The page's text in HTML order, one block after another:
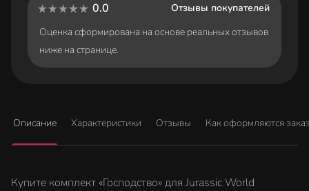
0.0
Отзывы покупателей
Оценка сформирована на основе реальных отзывов
ниже на странице.
Описание Характеристики Отзывы Как оформляются
Купите комплект «Господство» для Jurassic World